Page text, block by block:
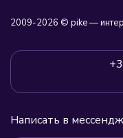
2009-2026 © pike —
Написать в